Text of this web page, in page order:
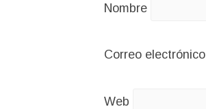
Nombre
Correo electrónico
Web